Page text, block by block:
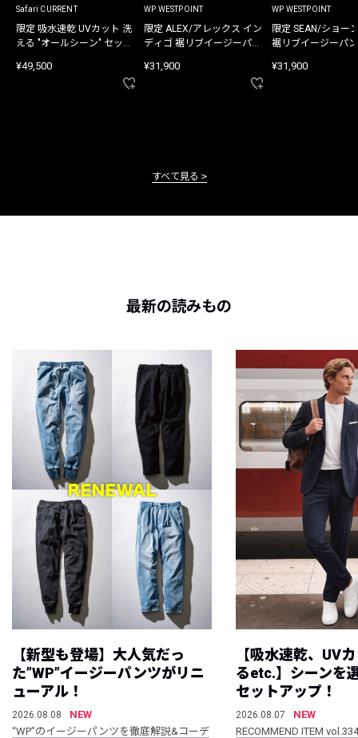
Safari CURRENT
限定 吸水速乾 UVカット 洗
える "オールシーン" セット
¥49,500
WP WESTPOINT
限定 ALEX/アレックス イン
ディゴ 裾リブイージーパン
¥31,900
WP WESTPOINT
限定 SEAN/ショー
裾リブイージーパ
¥31,900
すべて見る
最新の読みもの
【新型も登場】大人気だっ
た”WP”イージーパンツがリニ
ューアル！
2026.08.08
NEW
“WP”のイージーパンツを徹底解説&コーデ
【吸水速乾、UV
るetc.】シーンを
セットアップ！
2026.08.07
NEW
RECOMMEND ITEM vol.334